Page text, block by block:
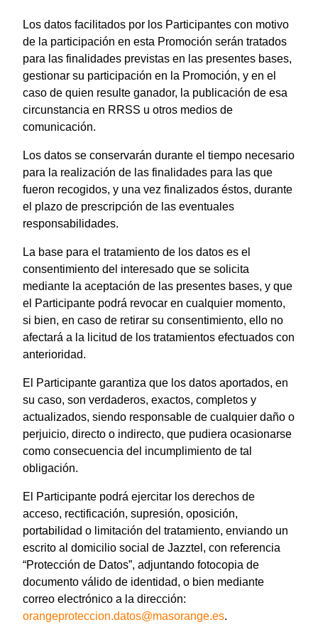
Los datos facilitados por los Participantes con motivo
de la participación en esta Promoción serán tratados
para las finalidades previstas en las presentes bases,
gestionar su participación en la Promoción, y en el
caso de quien resulte ganador, la publicación de esa
circunstancia en RRSS u otros medios de
comunicación.
Los datos se conservarán durante el tiempo necesario
para la realización de las finalidades para las que
fueron recogidos, y una vez finalizados éstos, durante
el plazo de prescripción de las eventuales
responsabilidades.
La base para el tratamiento de los datos es el
consentimiento del interesado que se solicita
mediante la aceptación de las presentes bases, y que
el Participante podrá revocar en cualquier momento,
si bien, en caso de retirar su consentimiento, ello no
afectará a la licitud de los tratamientos efectuados con
anterioridad.
El Participante garantiza que los datos aportados, en
su caso, son verdaderos, exactos, completos y
actualizados, siendo responsable de cualquier daño o
perjuicio, directo o indirecto, que pudiera ocasionarse
como consecuencia del incumplimiento de tal
obligación.
El Participante podrá ejercitar los derechos de
acceso, rectificación, supresión, oposición,
portabilidad o limitación del tratamiento, enviando un
escrito al domicilio social de Jazztel, con referencia
“Protección de Datos”, adjuntando fotocopia de
documento válido de identidad, o bien mediante
correo electrónico a la dirección:
orangeproteccion.datos@masorange.es.